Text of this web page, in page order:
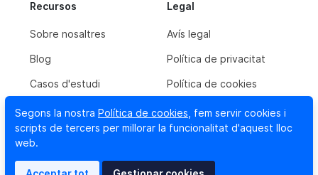
Recursos
Sobre nosaltres
Blog
Casos d'estudi
Contacta'ns
Newsletter
Legal
Avís legal
Política de privacitat
Política de cookies
Segons la nostra Política de cookies , fem servir cookies i
scripts de tercers per millorar la funcionalitat d'aquest lloc
web.